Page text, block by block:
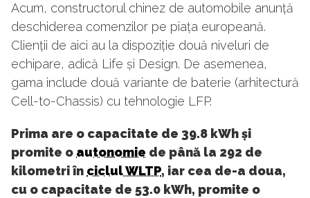
Acum, constructorul chinez de automobile anunță
deschiderea comenzilor pe piața europeană.
Clienții de aici au la dispoziție două niveluri de
echipare, adică Life și Design. De asemenea,
gama include două variante de baterie (arhitectură
Cell-to-Chassis) cu tehnologie LFP.
Prima are o capacitate de 39.8 kWh și
promite o autonomie de până la 292 de
kilometri în ciclul WLTP, iar cea de-a doua,
cu o capacitate de 53.0 kWh, promite o